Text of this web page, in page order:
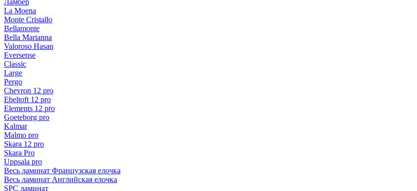
Ламбер
La Moena
Monte Cristallo
Bellamonte
Bella Marianna
Valoroso Hasan
Eversense
Classic
Large
Pergo
Chevron 12 pro
Ebeltoft 12 pro
Elements 12 pro
Goeteborg pro
Kalmar
Malmo pro
Skara 12 pro
Skara Pro
Uppsala pro
Весь ламинат Французская елочка
Весь ламинат Английская елочка
SPC ламинат